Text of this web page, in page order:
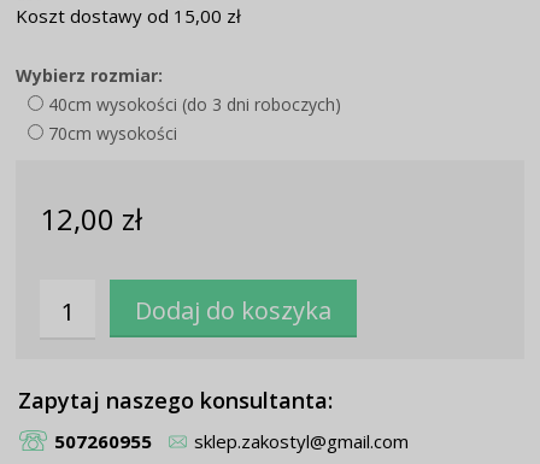
Koszt dostawy od 15,00 zł
Wybierz rozmiar:
40cm wysokości (do 3 dni roboczych)
70cm wysokości
12,00 zł
Zapytaj naszego konsultanta:
507260955 sklep.zakostyl@gmail.com